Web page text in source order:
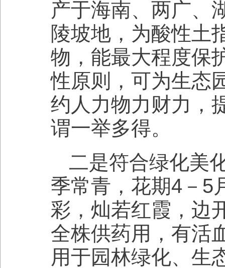
产于海南、两广、
陵坡地，为酸性土
物，能最大程度保
性原则，可为生态
约人力物力财力，
谓一举多得。
二是符合绿化美
季常青，花期4－5
彩，灿若红霞，边
全株供药用，有活
用于园林绿化、生